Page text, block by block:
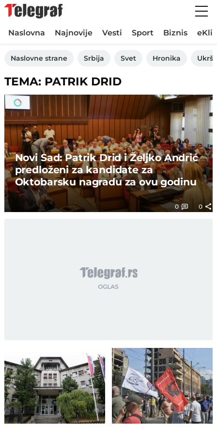
Naslovna Najnovije Vesti Sport Biznis
Naslovne strane Srbija Svet Hronika
TEMA: PATRIK DRID
Novi Sad: Patrik Drid i Željko Andrić
predloženi za kandidate za
Oktobarsku nagradu za ovu godinu
0 0